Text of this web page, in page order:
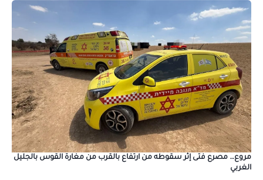
مروع… مصرع فتى إثر سقوطه من ارتفاع بالقرب من مغارة القوس بالجليل
الغربي